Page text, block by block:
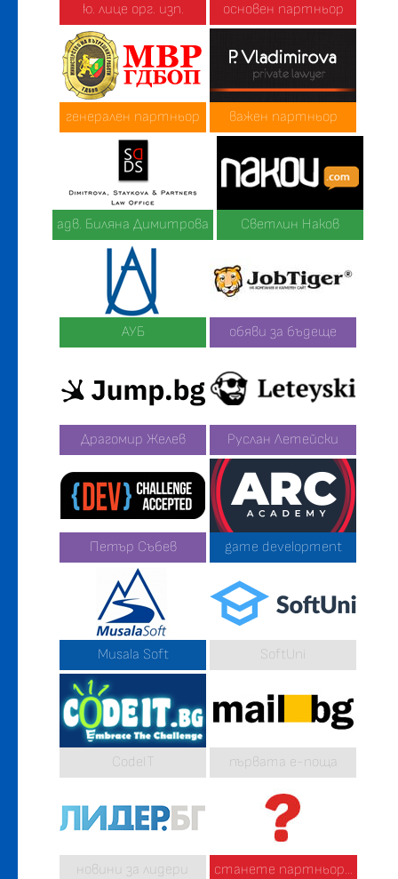
ю. лице орг. изп. основен партньор
генерален партньор важен партньор
адв. Биляна Димитрова Светлин Наков
АУБ обяви за бъдеще
Драгомир Желев Руслан Летейски
Петър Събев game development
Musala Soft SoftUni
CodeIT първата е-поща
новини за лидери станете партньор...